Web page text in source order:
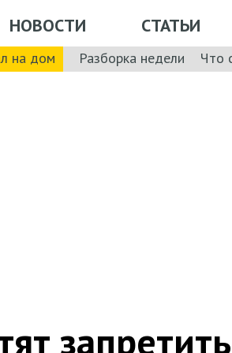
НОВОСТИ СТАТЬИ
на дом Разборка недели Что
запретить